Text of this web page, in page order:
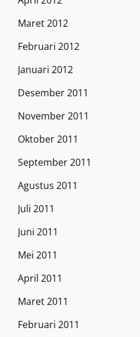
Maret 2012
Februari 2012
Januari 2012
Desember 2011
November 2011
Oktober 2011
September 2011
Agustus 2011
Juli 2011
Juni 2011
Mei 2011
April 2011
Maret 2011
Februari 2011